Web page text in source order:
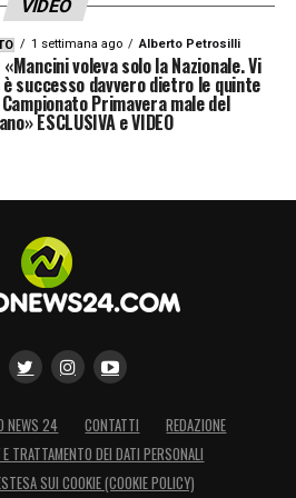
biancocelesti e a
un popolo
serietà e
VIDEO
1 settimana ago Alberto Petrosilli
voleva solo la Nazionale. Vi
è successo davvero dietro le quinte
Campionato Primavera male del
ESCLUSIVA e VIDEO
NEWS 24 CONTATTI
REDAZIONE
TRATTAMENTO DEI DATI PERSONALI
SUI COOKIE (COOKIE POLICY)